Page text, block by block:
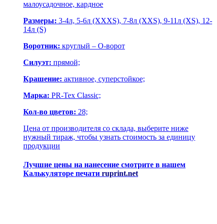
малоусадочное, кардное
Размеры: 3-4л, 5-6л (XXXS), 7-8л (XXS), 9-11л (XS), 12-
14л (S)
Воротник: круглый – О-ворот
Силуэт: прямой;
Крашение: активное, суперстойкое;
Марка: PR-Tex Classic;
Кол-во цветов: 28;
Цена от производителя со склада, выберите ниже
нужный тираж, чтобы узнать стоимость за единицу
продукции
Лучшие цены на нанесение смотрите в нашем
Калькуляторе печати ruprint.net